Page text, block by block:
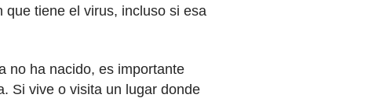
tiene el virus, incluso si esa
no ha nacido, es importante
Si vive o visita un lugar donde